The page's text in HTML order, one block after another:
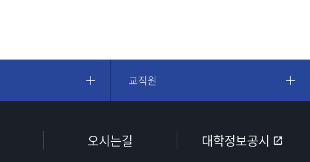
교직원
오시는길 대학정보공시